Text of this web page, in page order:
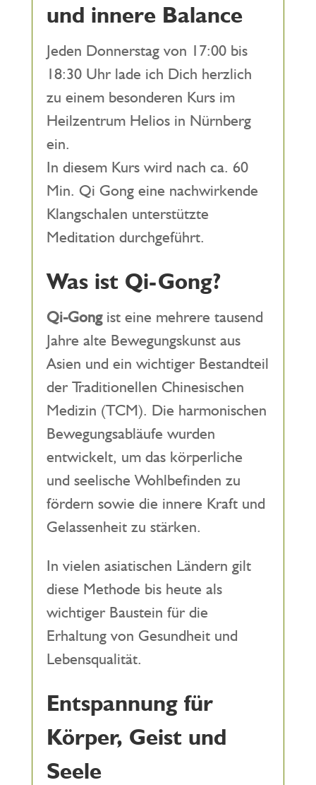
und innere Balance
Jeden Donnerstag von 17:00 bis
18:30 Uhr lade ich Dich herzlich
zu einem besonderen Kurs im
Heilzentrum Helios in Nürnberg
ein.
In diesem Kurs wird nach ca. 60
Min. Qi Gong eine nachwirkende
Klangschalen unterstützte
Meditation durchgeführt.
Was ist Qi-Gong?
Qi-Gongist eine mehrere tausend
Jahre alte Bewegungskunst aus
Asien und ein wichtiger Bestandteil
der Traditionellen Chinesischen
Medizin (TCM). Die harmonischen
Bewegungsabläufe wurden
entwickelt, um das körperliche
und seelische Wohlbefinden zu
fördern sowie die innere Kraft und
Gelassenheit zu stärken.
In vielen asiatischen Ländern gilt
diese Methode bis heute als
wichtiger Baustein für die
Erhaltung von Gesundheit und
Lebensqualität.
Entspannung für
Körper, Geist und
Seele